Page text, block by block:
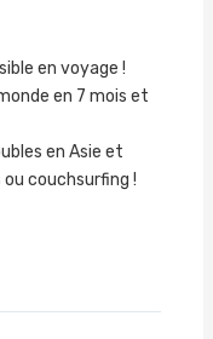
en voyage !
en 7 mois et
en Asie et
couchsurfing !